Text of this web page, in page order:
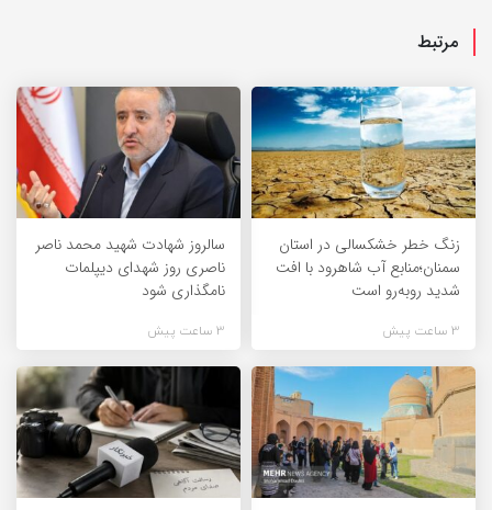
مرتبط
زنگ خطر خشکسالی در استان
سمنان؛منابع آب شاهرود با افت
شدید روبه‌رو است
3 ساعت پیش
سالروز شهادت شهید محمد ناصر
ناصری روز شهدای دیپلمات
نامگذاری شود
3 ساعت پیش